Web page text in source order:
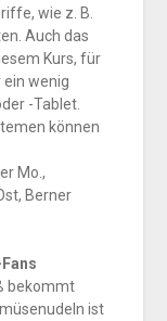
wie z. B.
Auch das
Kurs, für
ein wenig
-Tablet.
können
Mo.,
Berner
bekommt
ist